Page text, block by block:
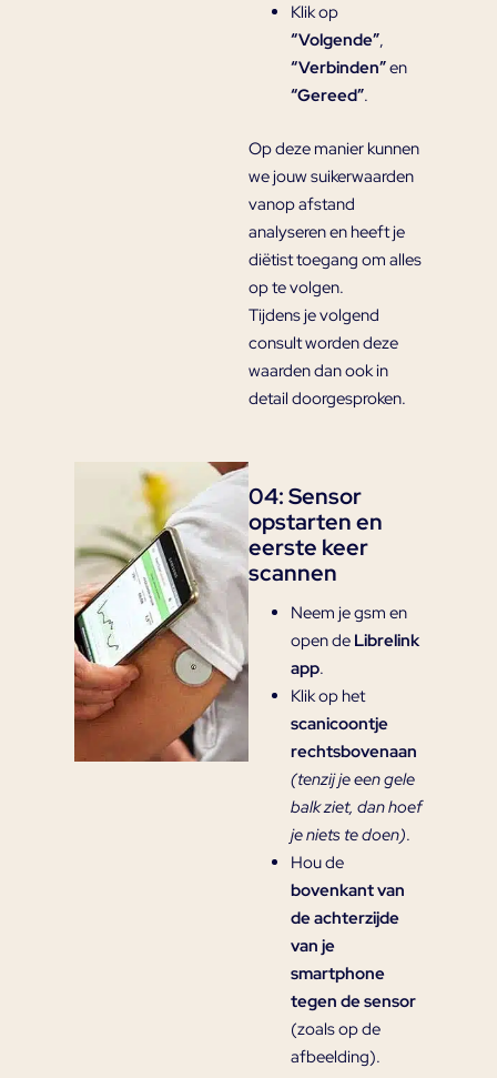
Klik op
“Volgende”,
“Verbinden”en
“Gereed”.
Op deze manier kunnen
we jouw suikerwaarden
vanop afstand
analyseren en heeft je
diëtist toegang om alles
op te volgen.
Tijdens je volgend
consult worden deze
waarden dan ook in
detail doorgesproken.
04: Sensor
opstarten en
eerste keer
scannen
Neem je gsm en
open de Librelink
app.
Klik op het
scanicoontje
rechtsbovenaan
(tenzij je een gele
balk ziet, dan hoef
je niets te doen).
Hou de
bovenkant van
de achterzijde
van je
smartphone
tegen de sensor
(zoals op de
afbeelding).